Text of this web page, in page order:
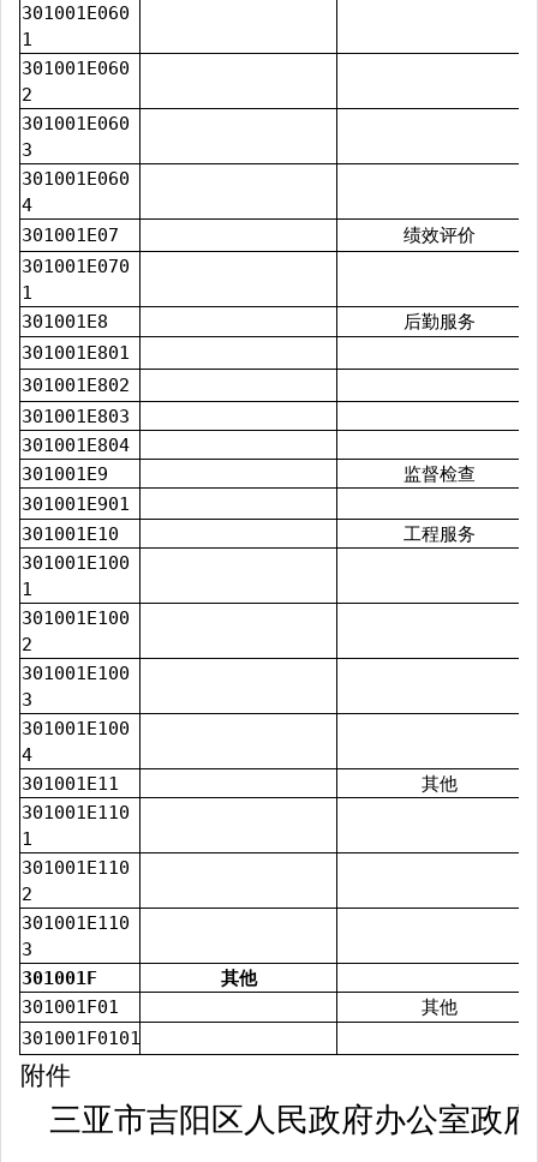
301001E060
1
301001E060
2
301001E060
3
301001E060
4
301001E07
绩效评价
301001E070
1
301001E8
后勤服务
301001E801
301001E802
301001E803
301001E804
301001E9
监督检查
301001E901
301001E10
工程服务
301001E100
1
301001E100
2
301001E100
3
301001E100
4
301001E11
其他
301001E110
1
301001E110
2
301001E110
3
301001F
其他
301001F01
其他
301001F0101
附件
三亚市吉阳区人民政府办公室政